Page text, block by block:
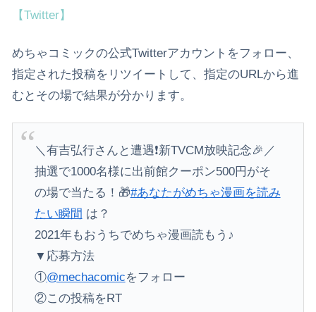
【Twitter】
めちゃコミックの公式Twitterアカウントをフォロー、
指定された投稿をリツイートして、指定のURLから進
むとその場で結果が分かります。
＼有吉弘行さんと遭遇❗新TVCM放映記念🎉／
抽選で1000名様に出前館クーポン500円がそ
の場で当たる！🎁#あなたがめちゃ漫画を読み
たい瞬間 は？
2021年もおうちでめちゃ漫画読もう♪
▼応募方法
①@mechacomicをフォロー
②この投稿をRT